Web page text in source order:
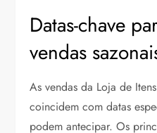
Datas-chave
vendas
As vendas da Loja de
coincidem com datas
podem antecipar. Os